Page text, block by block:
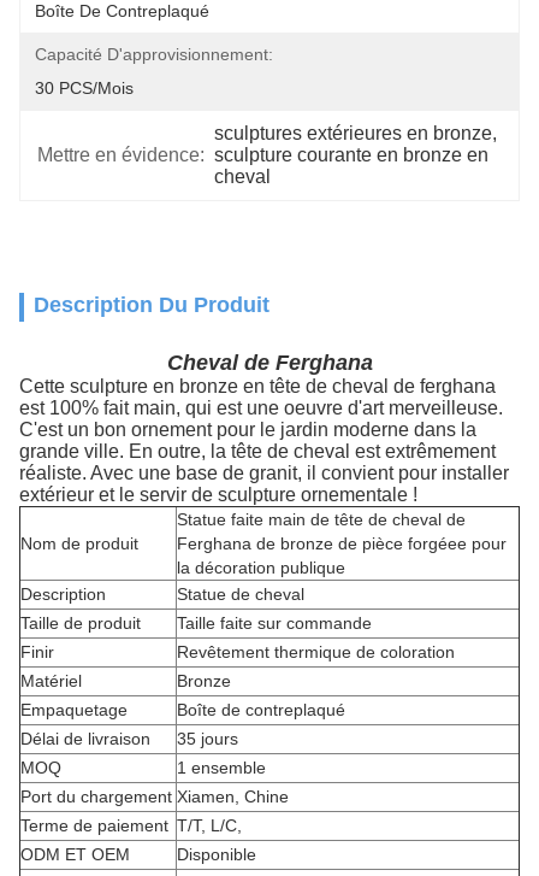
Boîte De Contreplaqué
Capacité D'approvisionnement:
30 PCS/mois
Mettre en évidence:
sculptures extérieures en bronze
sculpture courante en bronze en
cheval
Description Du Produit
Cheval de Ferghana
Cette sculpture en bronze en tête de cheval de ferghana
est 100% fait main, qui est une oeuvre d'art merveilleuse.
C'est un bon ornement pour le jardin moderne dans la
grande ville. En outre, la tête de cheval est extrêmement
réaliste. Avec une base de granit, il convient pour installer
extérieur et le servir de sculpture ornementale !
Nom de produit
Statue faite main de tête de cheval de
Ferghana de bronze de pièce forgéee pour
la décoration publique
Description
Statue de cheval
Taille de produit
Taille faite sur commande
Finir
Revêtement thermique de coloration
Matériel
Bronze
Empaquetage
Boîte de contreplaqué
Délai de livraison
35 jours
MOQ
1 ensemble
Port du chargement Xiamen, Chine
Terme de paiement T/T, L/C,
ODM ET OEM
Disponible